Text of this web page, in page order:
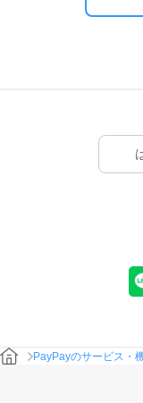
PayPayのサービス・